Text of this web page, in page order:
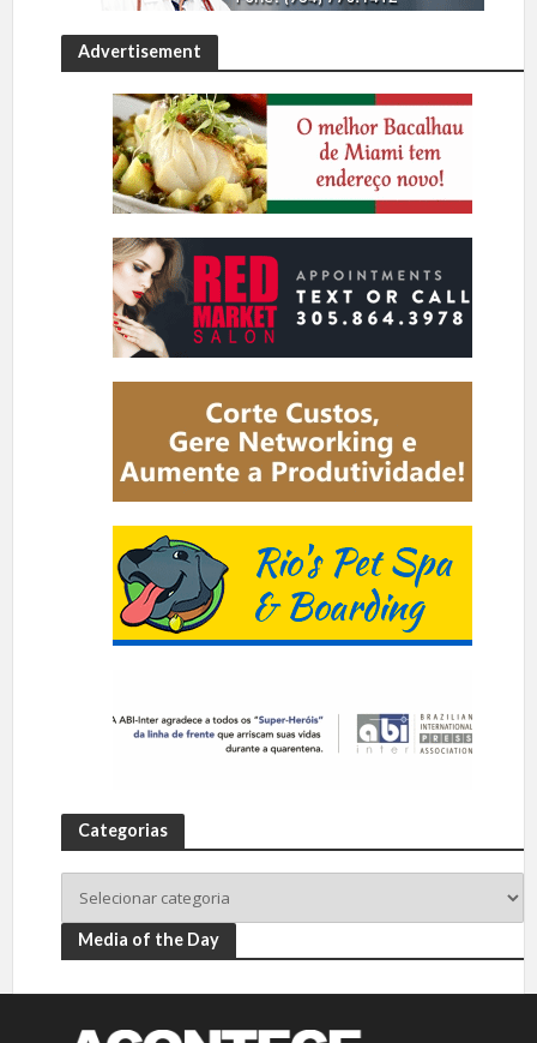
Advertisement
Categorias
Media of the Day